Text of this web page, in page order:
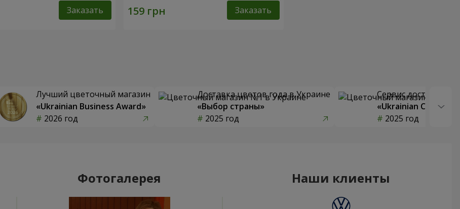
Заказать Заказать
Лучший цветочный магазин
«Ukrainian Business Award»
2026 год
Доставка цветов года в Украине
«Выбор страны»
2025 год
Сервис доставки
«Ukrainian Choice»
2025 год
Фотогалерея Наши клиенты